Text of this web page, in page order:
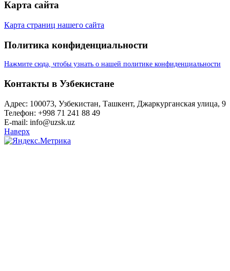
Карта сайта
Карта страниц нашего сайта
Политика конфиденциальности
Нажмите сюда, чтобы узнать о нашей политике конфиденциальности
Контакты в Узбекистане
Адрес: 100073, Узбекистан, Ташкент, Джаркурганская улица, 9
Телефон: +998 71 241 88 49
E-mail: info@uzsk.uz
Наверх